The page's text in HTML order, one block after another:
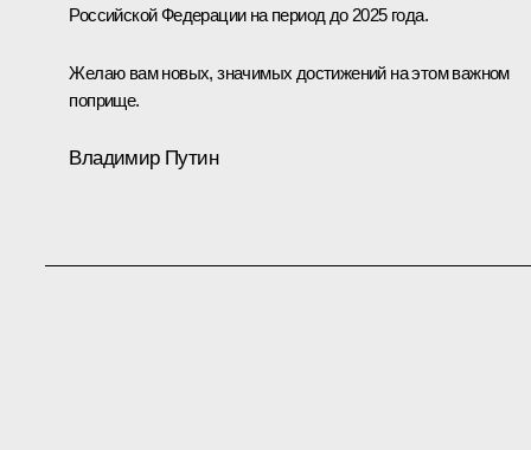
Российской Федерации на период до 2025 года.
Желаю вам новых, значимых достижений на этом важном
поприще.
Владимир Путин